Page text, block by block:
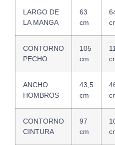
LARGO DE
LA MANGA
63
cm
CONTORNO
PECHO
105
cm
ANCHO
HOMBROS
43,5
cm
CONTORNO
CINTURA
97
cm